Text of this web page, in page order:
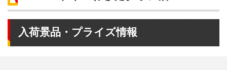
入荷景品・プライズ情報